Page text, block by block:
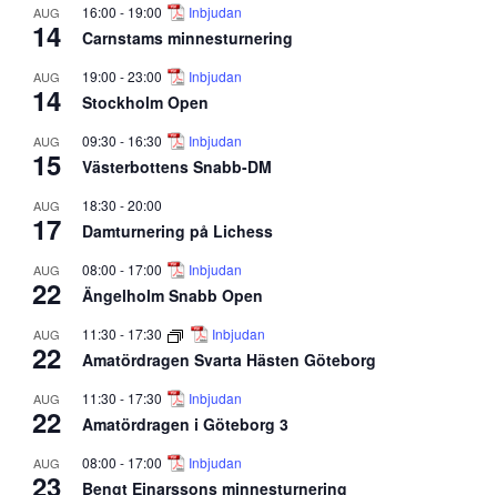
AUG
14
16:00 - 19:00 Inbjudan
Carnstams minnesturnering
AUG
14
19:00 -23:00 Inbjudan
Stockholm Open
AUG
15
09:30 - 16:30 Inbjudan
Västerbottens Snabb-DM
AUG
17
18:30 -20:00
Damturnering på Lichess
AUG
22
08:00 - 17:00 Inbjudan
Ängelholm Snabb Open
AUG
22
11:30 - 17:30 Inbjudan
Amatördragen Svarta Hästen Göteborg
AUG
22
11:30 - 17:30 Inbjudan
Amatördragen i Göteborg 3
AUG
23
08:00 - 17:00 Inbjudan
Bengt Einarssons minnesturnering